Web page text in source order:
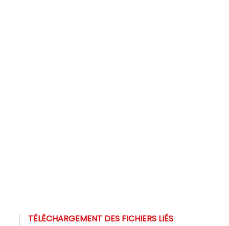
TÉLÉCHARGEMENT DES FICHIERS LIÉS